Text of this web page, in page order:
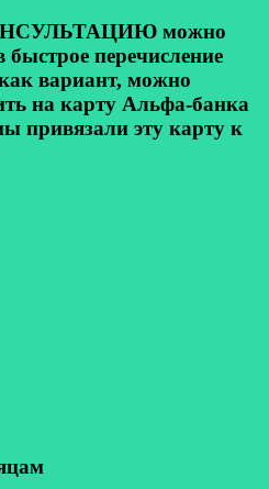
можно
перечисление
вариант, можно
на карту Альфа-банка
привязали эту карту к